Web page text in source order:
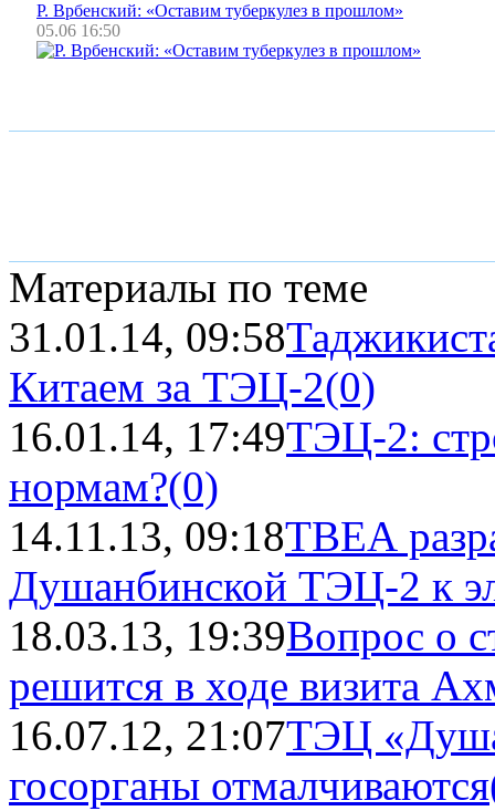
Р. Врбенский: «Оставим туберкулез в прошлом»
05.06 16:50
Материалы по теме
31.01.14, 09:58
Китаем за ТЭЦ-2(0)
16.01.14, 17:49ТЭЦ-2:
нормам?(0)
14.11.13, 09:18ТВЕА
Душанбинской ТЭЦ-2 к
18.03.13, 19:39Вопрос о
решится в ходе визита
16.07.12, 21:07ТЭЦ
госорганы отмалчиваются